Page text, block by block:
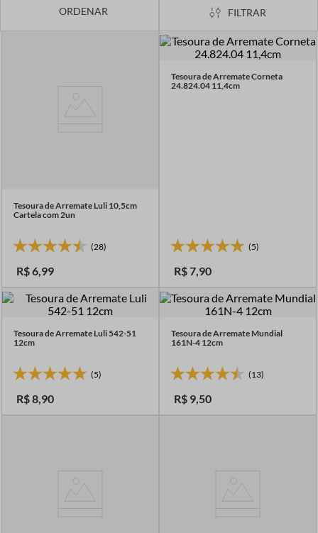
FILTRAR
Tesoura de Arremate Luli 10,5cm
Cartela com 2un
(28)
R$6,99
Tesoura de Arremate Corneta
24.824.04 11,4cm
(5)
R$7,90
Tesoura de Arremate Luli 542-51
12cm
(5)
R$8,90
Tesoura de Arremate Mundial
161N-4 12cm
(13)
R$ 9,50
ziper
passamanaria
amigurumi